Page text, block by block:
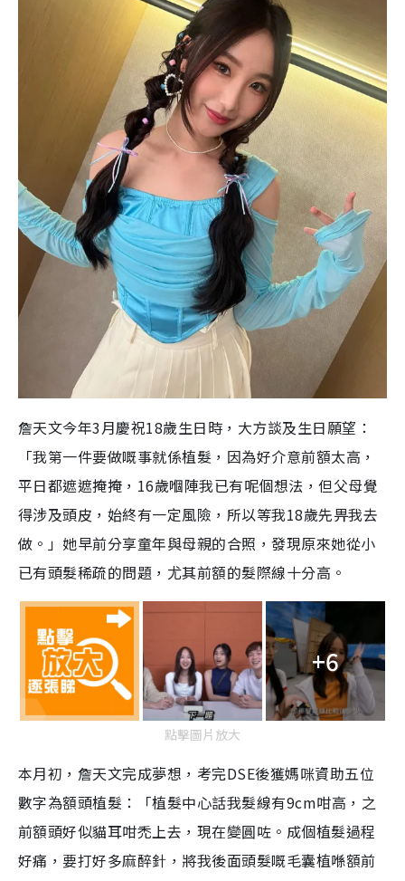
詹天文今年3月慶祝18歲生日時，大方談及生日願望：
「我第一件要做嘅事就係植髮，因為好介意前額太高，
平日都遮遮掩掩，16歲嗰陣我已有呢個想法，但父母覺
得涉及頭皮，始終有一定風險，所以等我18歲先畀我去
做。」她早前分享童年與母親的合照，發現原來她從小
已有頭髮稀疏的問題，尤其前額的髮際線十分高。
+6
點擊圖片放大
本月初，詹天文完成夢想，考完DSE後獲媽咪資助五位
數字為額頭植髮：「植髮中心話我髮線有9cm咁高，之
前額頭好似貓耳咁禿上去，現在變圓咗。成個植髮過程
好痛，要打好多麻醉針，將我後面頭髮嘅毛囊植喺額前